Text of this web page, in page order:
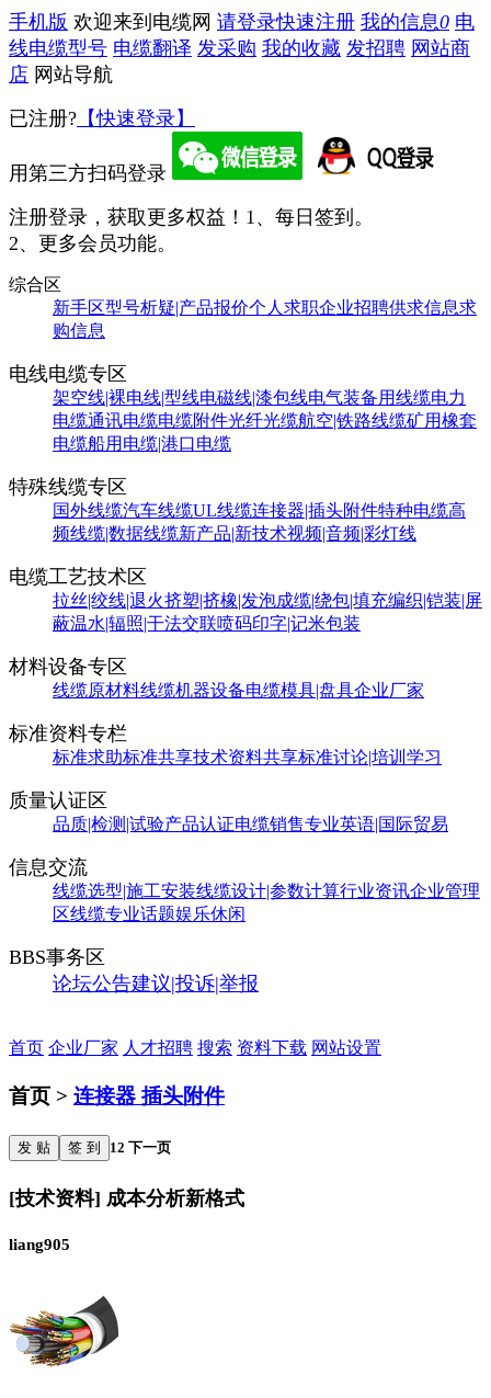
手机版 欢迎来到电缆网 请登录快速注册 我的信息0 电
线电缆型号 电缆翻译 发采购 我的收藏 发招聘 网站商
店 网站导航
已注册? 【快速登录】
用第三方扫码登录
注册登录，获取更多权益！ 1、每日签到。
2、更多会员功能。
综合区
新手区型号析疑|产品报价个人求职企业招聘供求信息求
购信息
电线电缆专区
架空线|裸电线|型线电磁线|漆包线电气装备用线缆电力
电缆通讯电缆电缆附件光纤光缆航空|铁路线缆矿用橡套
电缆船用电缆|港口电缆
特殊线缆专区
国外线缆汽车线缆UL线缆连接器|插头附件特种电缆高
频线缆|数据线缆新产品|新技术视频|音频|彩灯线
电缆工艺技术区
拉丝|绞线|退火挤塑|挤橡|发泡成缆|绕包|填充编织|铠装|屏
蔽温水|辐照|干法交联喷码印字|记米包装
材料设备专区
线缆原材料线缆机器设备电缆模具|盘具企业厂家
标准资料专栏
标准求助标准共享技术资料共享标准讨论|培训学习
质量认证区
品质|检测|试验产品认证电缆销售专业英语|国际贸易
信息交流
线缆选型|施工安装线缆设计|参数计算行业资讯企业管理
区线缆专业话题娱乐休闲
BBS事务区
论坛公告建议|投诉|举报
首页 企业厂家 人才招聘 搜索 资料下载 网站设置
首页 > 连接器 插头附件
发 贴 签 到 12 下一页
[技术资料] 成本分析新格式
liang905